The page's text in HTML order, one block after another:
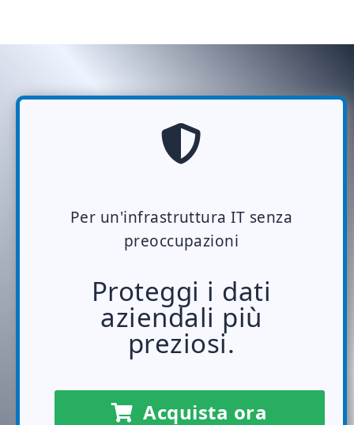
Per un'infrastruttura IT senza
preoccupazioni
Proteggi i dati
aziendali più
preziosi.
Acquista ora